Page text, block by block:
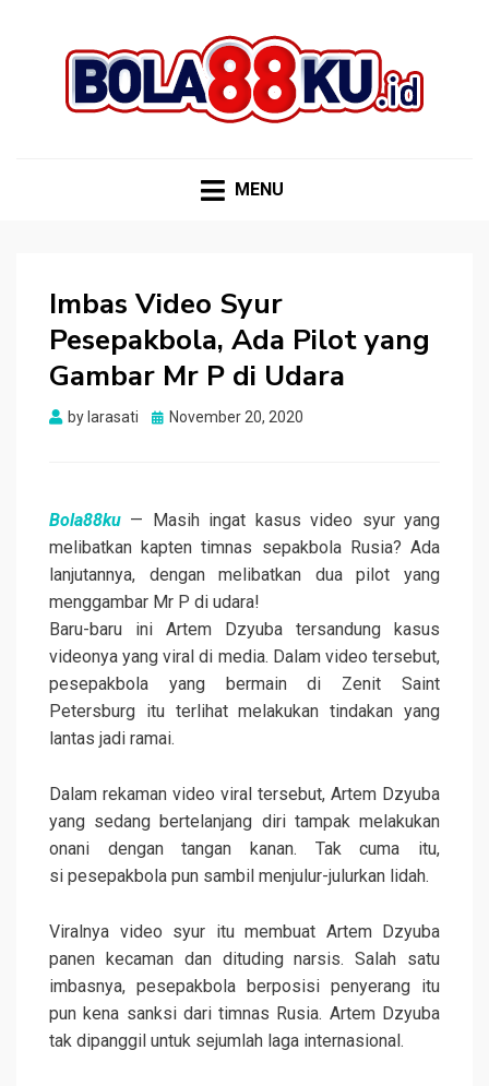
MENU
Imbas Video Syur
Pesepakbola, Ada Pilot yang
Gambar Mr P di Udara
by larasati
Posted
November 20, 2020
Bola88ku — Masih ingat kasus video syur yang
melibatkan kapten timnas sepakbola Rusia? Ada
lanjutannya, dengan melibatkan dua pilot yang
menggambar Mr P di udara!
Baru-baru ini Artem Dzyuba tersandung kasus
videonya yang viral di media. Dalam video tersebut,
pesepakbola yang bermain di Zenit Saint
Petersburg itu terlihat melakukan tindakan yang
lantas jadi ramai.
Dalam rekaman video viral tersebut, Artem Dzyuba
yang sedang bertelanjang diri tampak melakukan
onani dengan tangan kanan. Tak cuma itu,
si pesepakbola pun sambil menjulur-julurkan lidah.
Viralnya video syur itu membuat Artem Dzyuba
panen kecaman dan dituding narsis. Salah satu
imbasnya, pesepakbola berposisi penyerang itu
pun kena sanksi dari timnas Rusia. Artem Dzyuba
tak dipanggil untuk sejumlah laga internasional.